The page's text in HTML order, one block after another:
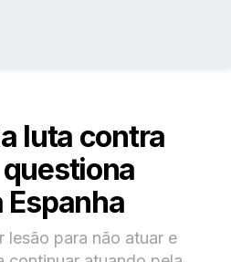
luta contra
para não atuar e